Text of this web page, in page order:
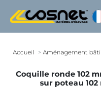
Accueil Aménagement
Coquille ronde 102
sur poteau